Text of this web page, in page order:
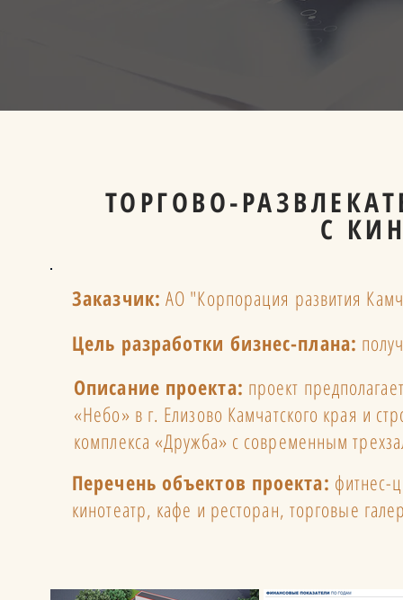
ТОРГОВО-
С
Заказчик: АО "Корпорация развития
Цель разработки бизнес-плана:
Описание проекта: проект
«Небо» в г. Елизово Камчатского края и
комплекса «Дружба» с современным
Перечень объектов проекта: фитнес-
кинотеатр, кафе и ресторан, торговые